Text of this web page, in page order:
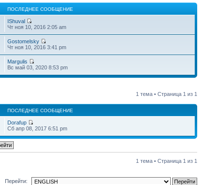
ПОСЛЕДНЕЕ СООБЩЕНИЕ
IShuval
Чт ноя 10, 2016 2:05 am
Gostomelsky
Чт ноя 10, 2016 3:41 pm
Margulis
Вс май 03, 2020 8:53 pm
1 тема • Страница 1 из 1
ПОСЛЕДНЕЕ СООБЩЕНИЕ
Dorafup
Сб апр 08, 2017 6:51 pm
1 тема • Страница 1 из 1
Перейти: